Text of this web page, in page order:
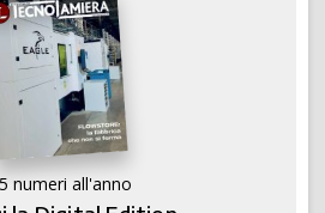
5 numeri all'anno